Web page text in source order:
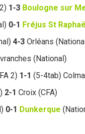
1-3 Boulogne sur
0-1 Fréjus St Raphaël
4-3 Orléans
(National)
2) 1-1 (5-4tab)
2-1 Croix (CFA)
0-1 Dunkerque